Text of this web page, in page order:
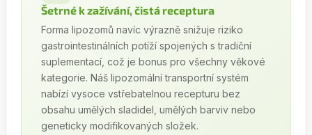
Šetrné k zažívání, čistá receptura
Forma lipozomů navíc výrazně snižuje riziko
gastrointestinálních potíží spojených s tradiční
suplementací, což je bonus pro všechny věkové
kategorie. Náš lipozomální transportní systém
nabízí vysoce vstřebatelnou recepturu bez
obsahu umělých sladidel, umělých barviv nebo
geneticky modifikovaných složek.